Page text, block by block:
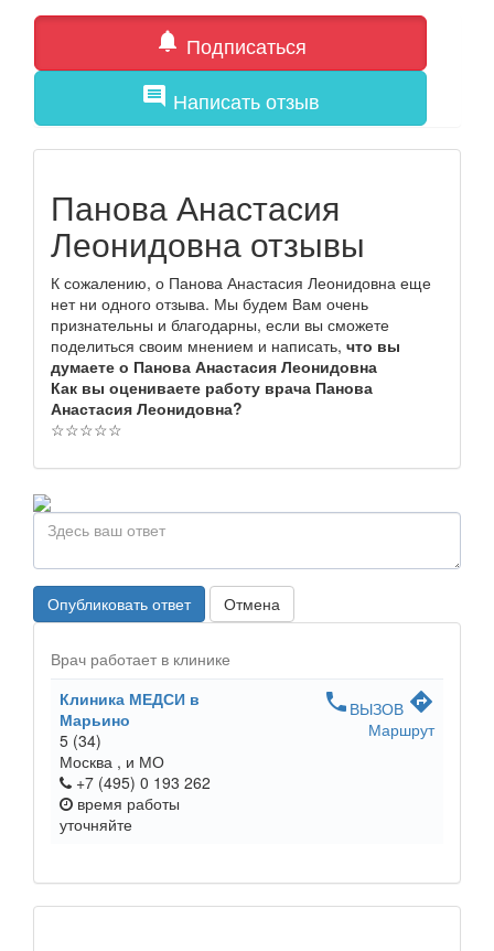
notifications Подписаться
comment Написать отзыв
Панова Анастасия
Леонидовна отзывы
К сожалению, о Панова Анастасия Леонидовна еще
нет ни одного отзыва. Мы будем Вам очень
признательны и благодарны, если вы сможете
поделиться своим мнением и написать, что вы
думаете о Панова Анастасия Леонидовна
Как вы оцениваете работу врача Панова
Анастасия Леонидовна?
☆☆☆☆☆
Опубликовать ответ Отмена
Врач работает в клинике
Клиника МЕДСИ в
Марьино
5 (34)
Москва , и МО
+7 (495) 0 193 262
время работы
уточняйте
phone ВЫЗОВ directions
Маршрут